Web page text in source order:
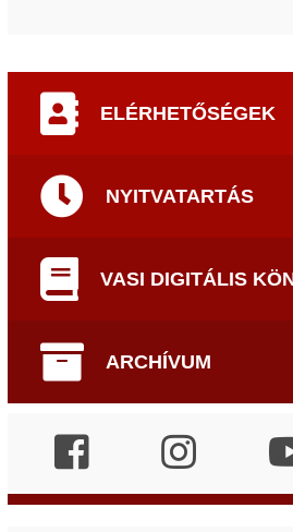
ELÉRHETŐSÉGEK
NYITVATARTÁS
VASI DIGITÁLIS
ARCHÍVUM